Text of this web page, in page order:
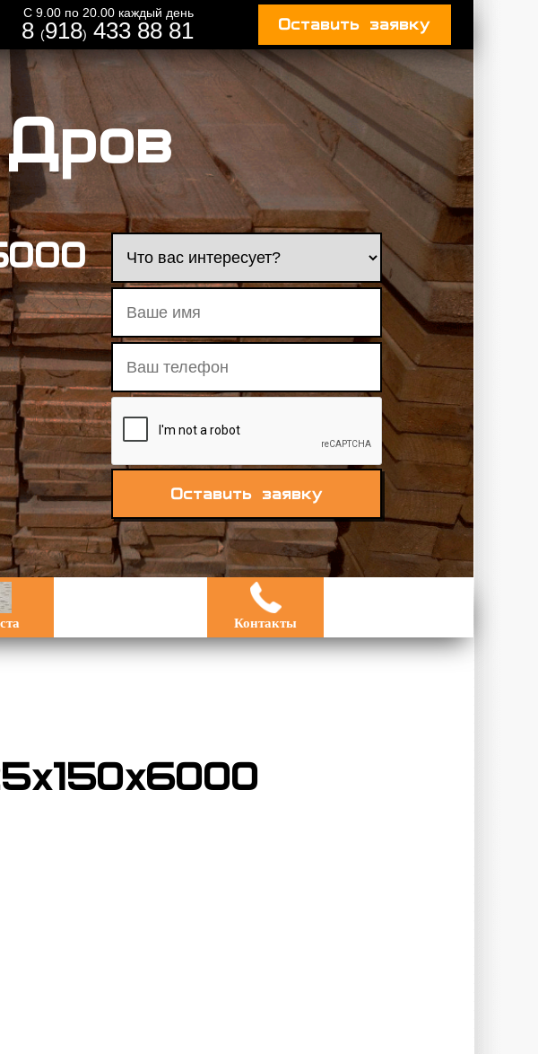
С 9.00 по 20.00 каждый день
8 (918) 433 88 81 Оставить заявку
Оставить заявку
Контакты